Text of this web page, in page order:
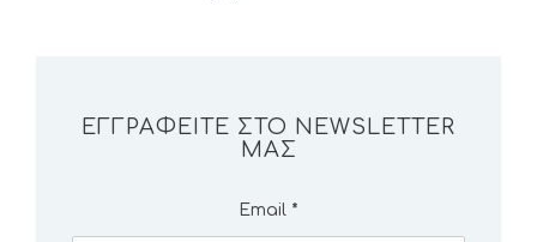
ΕΓΓΡΑΦΕΊΤΕ ΣΤΟ NEWSLETTER
ΜΑΣ
Email *